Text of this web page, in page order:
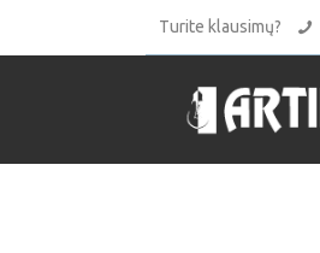
Turite klausimų?